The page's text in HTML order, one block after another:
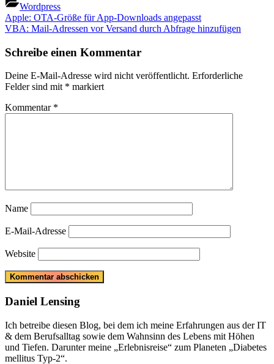
Wordpress
Beitragsnavigation
Previous
Post:
Apple: OTA-Größe für App-Downloads angepasst
Next
VBA: Mail-Adressen vor Versand durch Abfrage hinzufügen
Schreibe einen Kommentar
Deine E-Mail-Adresse wird nicht veröffentlicht. Erforderliche
Felder sind mit * markiert
Kommentar *
Name
E-Mail-Adresse
Website
Daniel Lensing
Ich betreibe diesen Blog, bei dem ich meine Erfahrungen aus der IT
& dem Berufsalltag sowie dem Wahnsinn des Lebens mit Höhen
und Tiefen. Darunter meine „Erlebnisreise“ zum Planeten „Diabetes
mellitus Typ-2“.